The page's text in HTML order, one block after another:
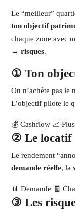
Le “meilleur”
ton objectif
chaque zone avec
→ risques.
① Ton
On n’achète pas le
L’objectif pilote le
💰 Cashflow 📈
② Le locatif
Le rendement
demande réelle, la
📊 Demande 🧾
③ Les